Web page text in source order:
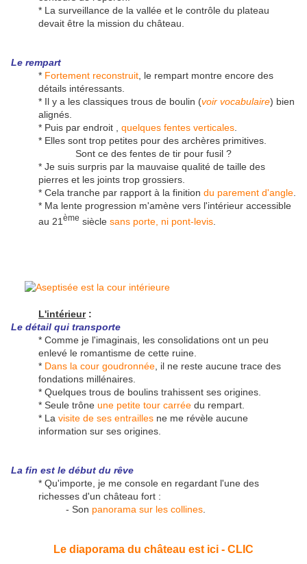
* La surveillance de la vallée et le contrôle du plateau
devait être la mission du château.
Le rempart
* Fortement reconstruit , le rempart montre encore des
détails intéressants.
* Il y a les classiques trous de boulin (voir vocabulaire) bien
alignés.
* Puis par endroit , quelques fentes verticales
* Elles sont trop petites pour des archères primitives.
Sont ce des fentes de tir pour fusil ?
* Je suis surpris par la mauvaise qualité de taille des
pierres et les joints trop grossiers.
* Cela tranche par rapport à la finition du parement d'angle
* Ma lente progression m'amène vers l'intérieur accessible
au 21 ème siècle sans porte, ni pont-levis
L'intérieur:
Le détail qui transporte
* Comme je l'imaginais, les consolidations ont un peu
enlevé le romantisme de cette ruine.
* Dans la cour goudronnée , il ne reste aucune trace des
fondations millénaires.
* Quelques trous de boulins trahissent ses origines.
* Seule trône une petite tour carrée du rempart.
* La visite de ses entrailles ne me révèle aucune
information sur ses origines.
La fin est le début du rêve
* Qu'importe, je me console en regardant l'une des
richesses d'un château fort :
- Son panorama sur les collines
Le diaporama du château est ici - CLIC